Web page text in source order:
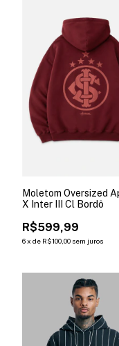
Moletom Oversized
X Inter III Cl Bordô
R$599,99
6x de R$100,00 sem juros